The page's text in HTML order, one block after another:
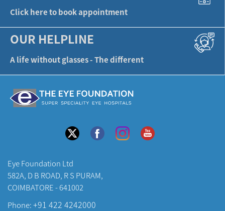
Click here to book appointment
OUR HELPLINE
A life without glasses - The different
Eye Foundation Ltd
582A, D B ROAD, R S PURAM,
COIMBATORE - 641002
Phone:+91 422 4242000